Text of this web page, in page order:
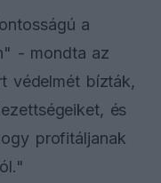
a
- mondta az
védelmét bízták,
és
profitáljanak